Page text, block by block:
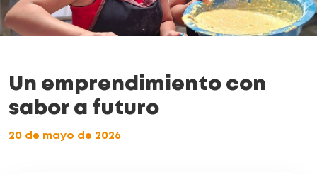
Un emprendimiento con
sabor a futuro
20 de mayo de 2026